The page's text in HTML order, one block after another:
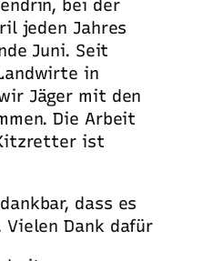
bei der
jeden Jahres
Juni. Seit
in
Jäger mit den
Die Arbeit
ist
dass es
Vielen Dank dafür